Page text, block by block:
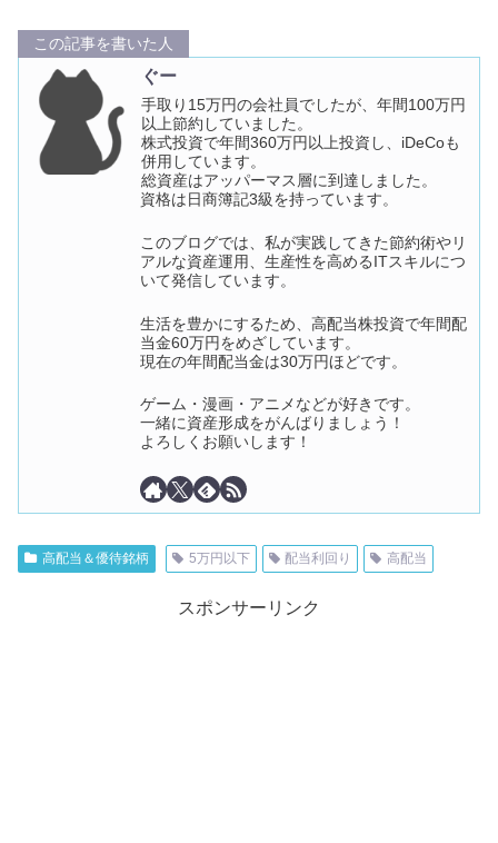
この記事を書いた人
ぐー
手取り15万円の会社員でしたが、年間100万円
以上節約していました。
株式投資で年間360万円以上投資し、iDeCoも
併用しています。
総資産はアッパーマス層に到達しました。
資格は日商簿記3級を持っています。
このブログでは、私が実践してきた節約術やリ
アルな資産運用、生産性を高めるITスキルにつ
いて発信しています。
生活を豊かにするため、高配当株投資で年間配
当金60万円をめざしています。
現在の年間配当金は30万円ほどです。
ゲーム・漫画・アニメなどが好きです。
一緒に資産形成をがんばりましょう！
よろしくお願いします！
高配当＆優待銘柄 5万円以下 配当利回り 高配当
スポンサーリンク